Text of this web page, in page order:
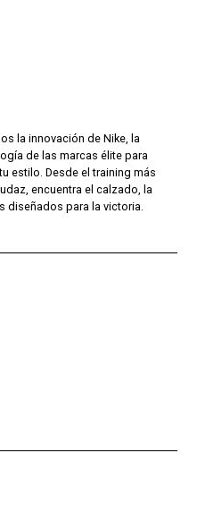
la innovación de Nike, la
de las marcas élite para
estilo. Desde el training más
encuentra el calzado, la
diseñados para la victoria.